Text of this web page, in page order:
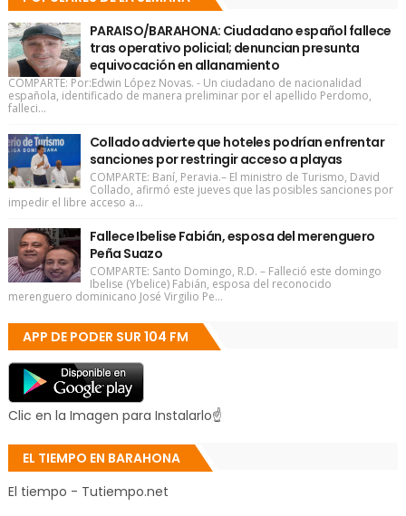
PARAISO/BARAHONA: Ciudadano español fallece
tras operativo policial; denuncian presunta
equivocación en allanamiento
COMPARTE: Por:Edwin López Novas. - Un ciudadano de nacionalidad
española, identificado de manera preliminar por el apellido Perdomo,
falleci...
Collado advierte que hoteles podrían enfrentar
sanciones por restringir acceso a playas
COMPARTE: Baní, Peravia.– El ministro de Turismo, David
Collado, afirmó este jueves que las posibles sanciones por
impedir el libre acceso a...
Fallece Ibelise Fabián, esposa del merenguero
Peña Suazo
COMPARTE: Santo Domingo, R.D. – Falleció este domingo
Ibelise (Ybelice) Fabián, esposa del reconocido
merenguero dominicano José Virgilio Pe...
APP DE PODER SUR 104 FM
Clic en la Imagen para Instalarlo☝
EL TIEMPO EN BARAHONA
El tiempo - Tutiempo.net